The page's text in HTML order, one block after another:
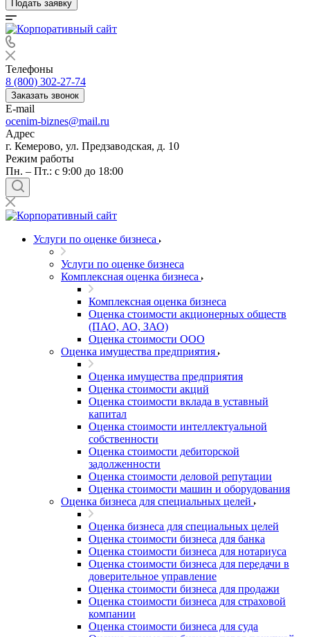
Подать заявку
Телефоны
8 (800) 302-27-74
Заказать звонок
E-mail
ocenim-biznes@mail.ru
Адрес
г. Кемерово, ул. Предзаводская, д. 10
Режим работы
Пн. – Пт.: с 9:00 до 18:00
Услуги по оценке бизнеса
Услуги по оценке бизнеса
Комплексная оценка бизнеса
Комплексная оценка бизнеса
Оценка стоимости акционерных обществ
(ПАО, АО, ЗАО)
Оценка стоимости ООО
Оценка имущества предприятия
Оценка имущества предприятия
Оценка стоимости акций
Оценка стоимости вклада в уставный
капитал
Оценка стоимости интеллектуальной
собственности
Оценка стоимости дебиторской
задолженности
Оценка стоимости деловой репутации
Оценка стоимости машин и оборудования
Оценка бизнеса для специальных целей
Оценка бизнеса для специальных целей
Оценка стоимости бизнеса для банка
Оценка стоимости бизнеса для нотариуса
Оценка стоимости бизнеса для передачи в
доверительное управление
Оценка стоимости бизнеса для продажи
Оценка стоимости бизнеса для страховой
компании
Оценка стоимости бизнеса для суда